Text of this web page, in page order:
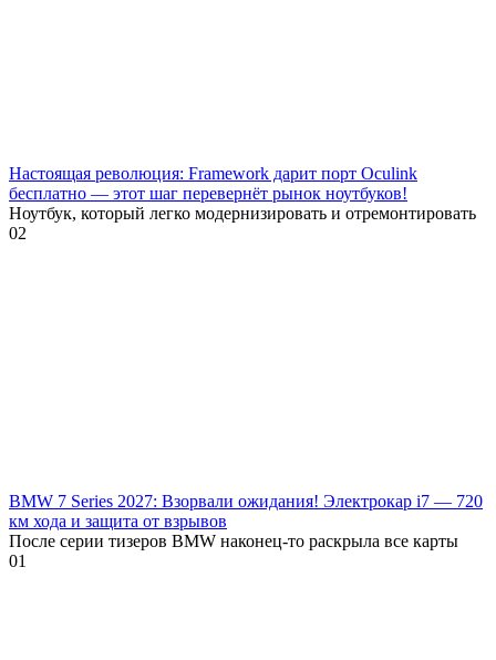
Настоящая революция: Framework дарит порт Oculink
бесплатно — этот шаг перевернёт рынок ноутбуков!
Ноутбук, который легко модернизировать и отремонтировать
02
BMW 7 Series 2027: Взорвали ожидания! Электрокар i7 — 720
км хода и защита от взрывов
После серии тизеров BMW наконец-то раскрыла все карты
01